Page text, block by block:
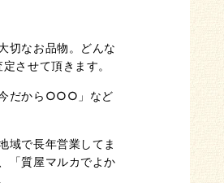
切なお品物。どんな
させて頂きます。
今だから○○○」など
域で長年営業してま
「質屋マルカでよか